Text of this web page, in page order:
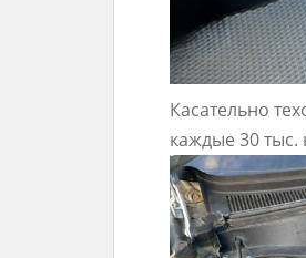
Касательно
каждые 30 тыс.